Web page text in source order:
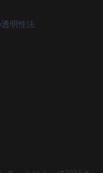
明性法